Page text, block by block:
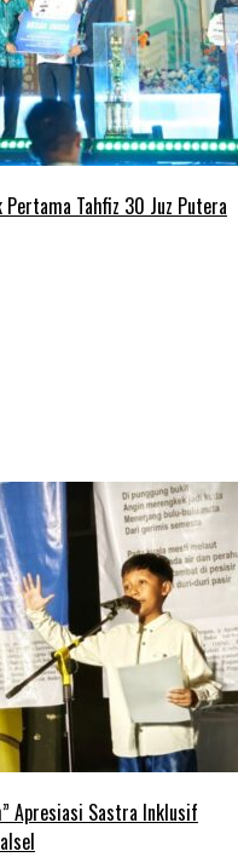
Tahfiz 30 Juz Putera
Apresiasi Sastra Inklusif